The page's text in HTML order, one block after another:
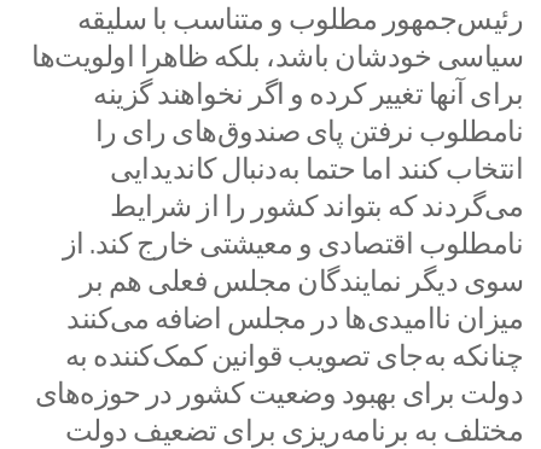
رئیس‌جمهور مطلوب و متناسب با سلیقه
سیاسی خودشان باشد، بلکه ظاهرا اولویت‌ها
برای آنها تغییر کرده و اگر نخواهند گزینه
نامطلوب نرفتن پای صندوق‌های رای را
انتخاب کنند اما حتما به‌دنبال کاندیدایی
می‌گردند که بتواند کشور را از شرایط
نامطلوب اقتصادی و معیشتی خارج کند. از
سوی دیگر نمایندگان مجلس فعلی هم بر
میزان ناامیدی‌ها در مجلس اضافه می‌کنند
چنانکه به‌جای تصویب قوانین کمک‌کننده به
دولت برای بهبود وضعیت کشور در حوزه‌های
مختلف به برنامه‌ریزی برای تضعیف دولت